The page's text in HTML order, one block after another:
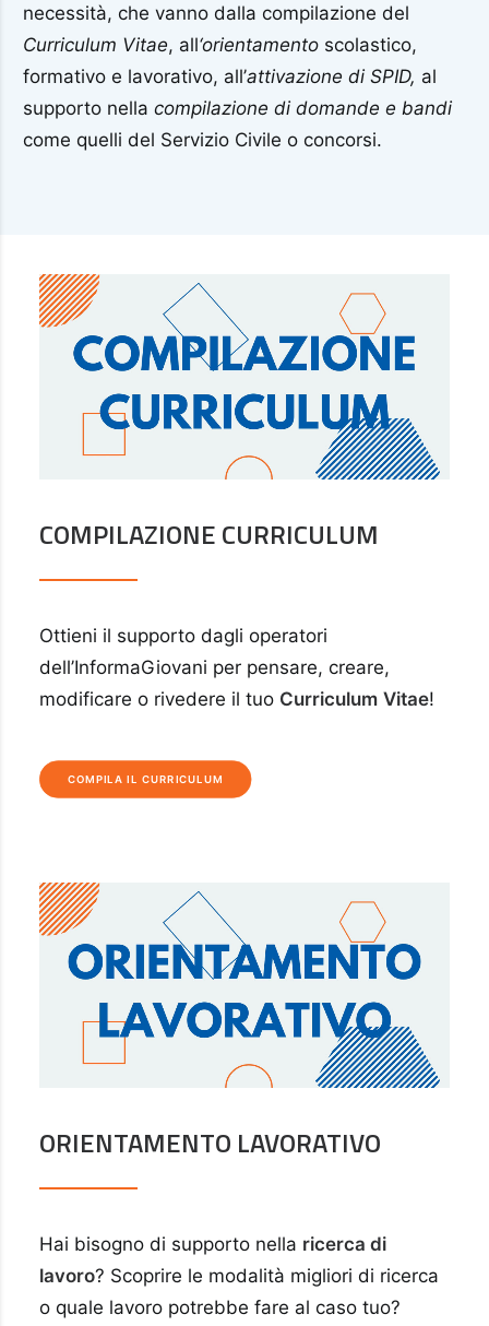
necessità, che vanno dalla compilazione del
Curriculum Vitae, all‘orientamento scolastico,
formativo e lavorativo, all’attivazione di SPID, al
supporto nella compilazione di domande e bandi
come quelli del Servizio Civile o concorsi.
COMPILAZIONE CURRICULUM
Ottieni il supporto dagli operatori
dell’InformaGiovani per pensare, creare,
modificare o rivedere il tuo Curriculum Vitae!
COMPILA IL CURRICULUM
ORIENTAMENTO LAVORATIVO
Hai bisogno di supporto nella ricerca di
lavoro? Scoprire le modalità migliori di ricerca
o quale lavoro potrebbe fare al caso tuo?